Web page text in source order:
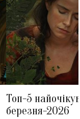
Топ-5
березня-2026